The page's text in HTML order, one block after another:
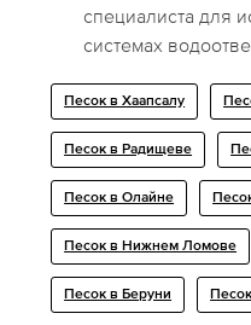
специалиста для
системах
Песок в Хаапсалу
Песок в Радищеве
Песок в Олайне
Песок в Нижнем Ломове
Песок в Беруни